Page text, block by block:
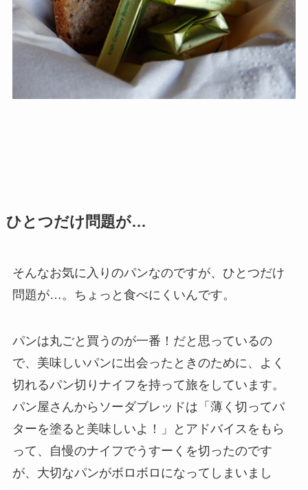
ひとつだけ問題が…
そんなお気に入りのパンなのですが、ひとつだけ
問題が…。ちょっと食べにくいんです。
パンは丸ごと買うのが一番！だと思っているの
で、美味しいパンに出会ったときのために、よく
切れるパン切りナイフを持って旅をしています。
パン屋さんからソーダブレッドは「薄く切ってバ
ターを塗ると美味しいよ！」とアドバイスをもら
って、自慢のナイフでうすーくを切ったのです
が、大切なパンがボロボロになってしまいまし